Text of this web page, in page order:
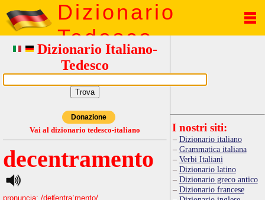
Dizionario
Tedesco
Dizionario Italiano-
Tedesco
Donazione
Vai al dizionario tedesco-italiano
decentramento
pronuncia: /deʧentraˈmento/
I nostri siti:
Dizionario italiano
Grammatica italiana
Verbi Italiani
Dizionario latino
Dizionario greco antico
Dizionario francese